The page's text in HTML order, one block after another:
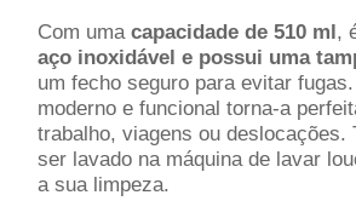
Com umacapacidade de 510 ml,
aço inoxidável e possui uma
um fecho seguro para evitar
moderno e funcional torna-a
trabalho, viagens ou deslocações.
ser lavado na máquina de lavar
a sua limpeza.